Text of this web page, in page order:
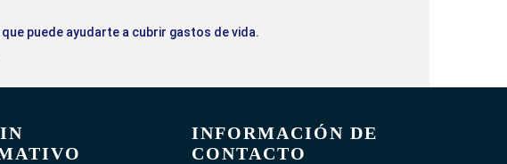
puede ayudarte a cubrir gastos de vida.
INFORMACIÓN DE
CONTACTO